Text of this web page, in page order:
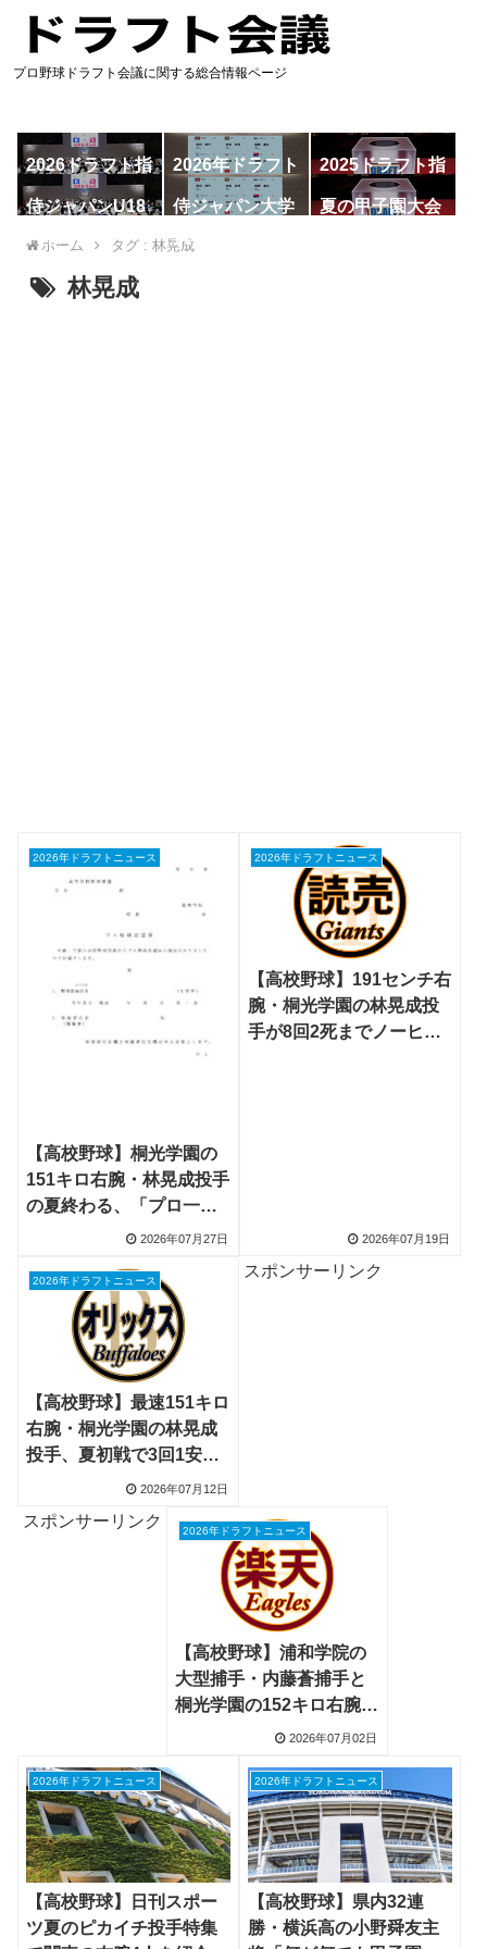
プロ野球ドラフト会議に関する総合情報ページ
2026ドラフト指
名予想
2026年ドラフト
候補
2025ドラフト指
名一覧
侍ジャパンU18
代表
侍ジャパン大学
代表
夏の甲子園大会
ホーム タグ : 林晃成
林晃成
2026年ドラフトニュース
【高校野球】桐光学園の
151キロ右腕・林晃成投手
の夏終わる、「プロ一本
で変わらない」プロ志望
2026年07月27日
2026年ドラフトニュース
【高校野球】191センチ右
腕・桐光学園の林晃成投
手が8回2死までノーヒッ
2026年07月19日
2026年ドラフトニュース
【高校野球】最速151キロ
右腕・桐光学園の林晃成
投手、夏初戦で3回1安打
無失点6奪三振、オリック
2026年07月12日
スポンサーリンク
スポンサーリンク
2026年ドラフトニュース
【高校野球】浦和学院の
大型捕手・内藤蒼捕手と
桐光学園の152キロ右腕・
林晃成投手の対決に、日
2026年07月02日
2026年ドラフトニュース
【高校野球】日刊スポー
ツ夏のピカイチ投手特集
2026年ドラフトニュース
【高校野球】県内32連
勝・横浜高の小野舜友主